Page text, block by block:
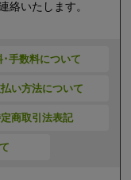
いたします。
･手数料について
い方法について
商取引法表記